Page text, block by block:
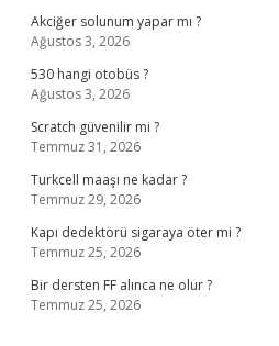
Akciğer solunum yapar mı ?
Ağustos 3, 2026
530 hangi otobüs ?
Ağustos 3, 2026
Scratch güvenilir mi ?
Temmuz 31, 2026
Turkcell maaşı ne kadar ?
Temmuz 29, 2026
Kapı dedektörü sigaraya öter mi ?
Temmuz 25, 2026
Bir dersten FF alınca ne olur ?
Temmuz 25, 2026